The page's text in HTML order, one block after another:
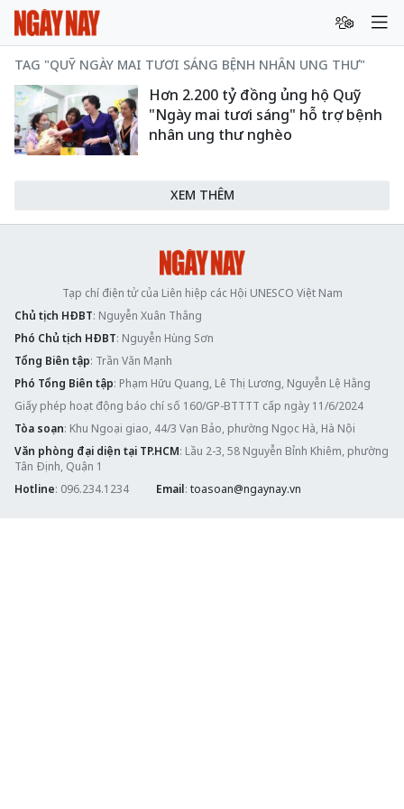
TAG "QUỸ NGÀY MAI TƯƠI SÁNG BỆNH NHÂN UNG THƯ"
Hơn 2.200 tỷ đồng ủng hộ Quỹ
"Ngày mai tươi sáng" hỗ trợ bệnh
nhân ung thư nghèo
XEM THÊM
Tạp chí điện tử của Liên hiệp các Hội UNESCO Việt Nam
Chủ tịch HĐBT: Nguyễn Xuân Thắng
Phó Chủ tịch HĐBT: Nguyễn Hùng Sơn
Tổng Biên tập: Trần Văn Mạnh
Phó Tổng Biên tập: Phạm Hữu Quang, Lê Thị Lương, Nguyễn Lệ Hằng
Giấy phép hoạt động báo chí số 160/GP-BTTTT cấp ngày 11/6/2024
Tòa soạn: Khu Ngoại giao, 44/3 Vạn Bảo, phường Ngọc Hà, Hà Nội
Văn phòng đại diện tại TP.HCM: Lầu 2-3, 58 Nguyễn Bỉnh Khiêm, phường
Tân Định, Quận 1
Hotline: 096.234.1234 Email: toasoan@ngaynay.vn